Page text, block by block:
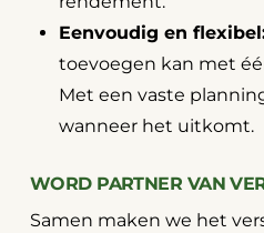
Eenvoudig en
toevoegen kan met
Met een vaste
wanneer het uitkomt.
WORD PARTNER VAN
Samen maken we het